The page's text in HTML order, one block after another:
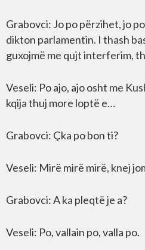
Grabovci: Jo po përzihet, jo
dikton parlamentin. I thash
guxojmë me qujt interferim,
Veseli: Po ajo, ajo osht me
kqija thuj more loptë e…
Grabovci: Çka po bon ti?
Veseli: Mirë mirë mirë, knej
Grabovci: A ka pleqtë je a?
Veseli: Po, vallain po, valla po.